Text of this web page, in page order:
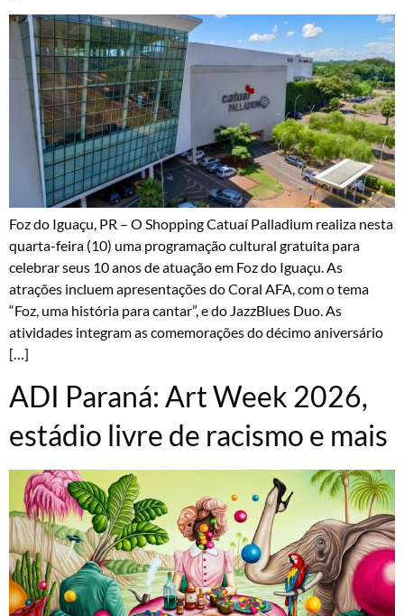
Foz do Iguaçu, PR – O Shopping Catuaí Palladium realiza nesta
quarta-feira (10) uma programação cultural gratuita para
celebrar seus 10 anos de atuação em Foz do Iguaçu. As
atrações incluem apresentações do Coral AFA, com o tema
“Foz, uma história para cantar”, e do JazzBlues Duo. As
atividades integram as comemorações do décimo aniversário
[…]
ADI Paraná: Art Week 2026,
estádio livre de racismo e mais